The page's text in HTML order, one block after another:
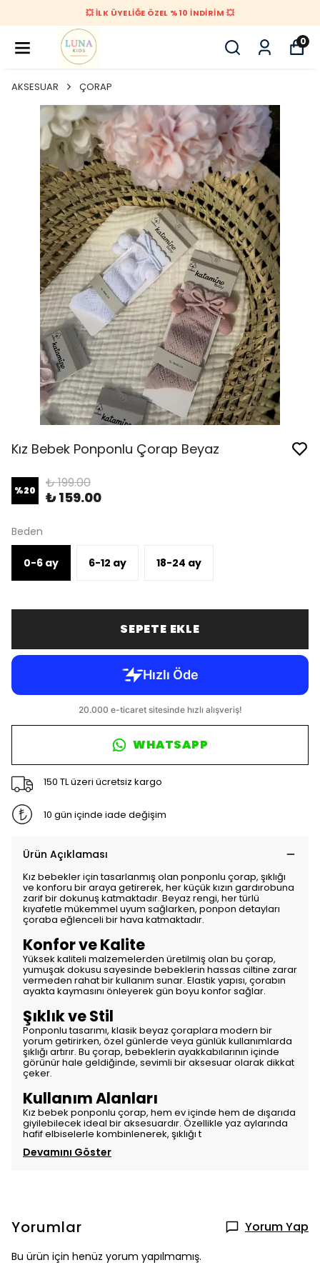
💥 İLK ÜYELİĞE ÖZEL %10 İNDİRİM 💥
0
AKSESUAR ÇORAP
Kız Bebek Ponponlu Çorap Beyaz
%20 ₺ 199.00
₺ 159.00
Beden
0-6 ay 6-12 ay 18-24 ay
SEPETE EKLE
WHATSAPP
150 TL üzeri ücretsiz kargo
10 gün içinde iade değişim
Ürün Açıklaması
Kız bebekler için tasarlanmış olan ponponlu çorap, şıklığı
ve konforu bir araya getirerek, her küçük kızın gardırobuna
zarif bir dokunuş katmaktadır. Beyaz rengi, her türlü
kıyafetle mükemmel uyum sağlarken, ponpon detayları
çoraba eğlenceli bir hava katmaktadır.
Konfor ve Kalite
Yüksek kaliteli malzemelerden üretilmiş olan bu çorap,
yumuşak dokusu sayesinde bebeklerin hassas ciltine zarar
vermeden rahat bir kullanım sunar. Elastik yapısı, çorabın
ayakta kaymasını önleyerek gün boyu konfor sağlar.
Şıklık ve Stil
Ponponlu tasarımı, klasik beyaz çoraplara modern bir
yorum getirirken, özel günlerde veya günlük kullanımlarda
şıklığı artırır. Bu çorap, bebeklerin ayakkabılarının içinde
görünür hale geldiğinde, sevimli bir aksesuar olarak dikkat
çeker.
Kullanım Alanları
Kız bebek ponponlu çorap, hem ev içinde hem de dışarıda
giyilebilecek ideal bir aksesuardır. Özellikle yaz aylarında
hafif elbiselerle kombinlenerek, şıklığı t
Devamını Göster
Yorumlar Yorum Yap
Bu ürün için henüz yorum yapılmamış.